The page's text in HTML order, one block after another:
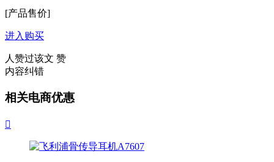
[产品售价]
进入购买
人赞过该文 赞
内容纠错
相关电商优惠
